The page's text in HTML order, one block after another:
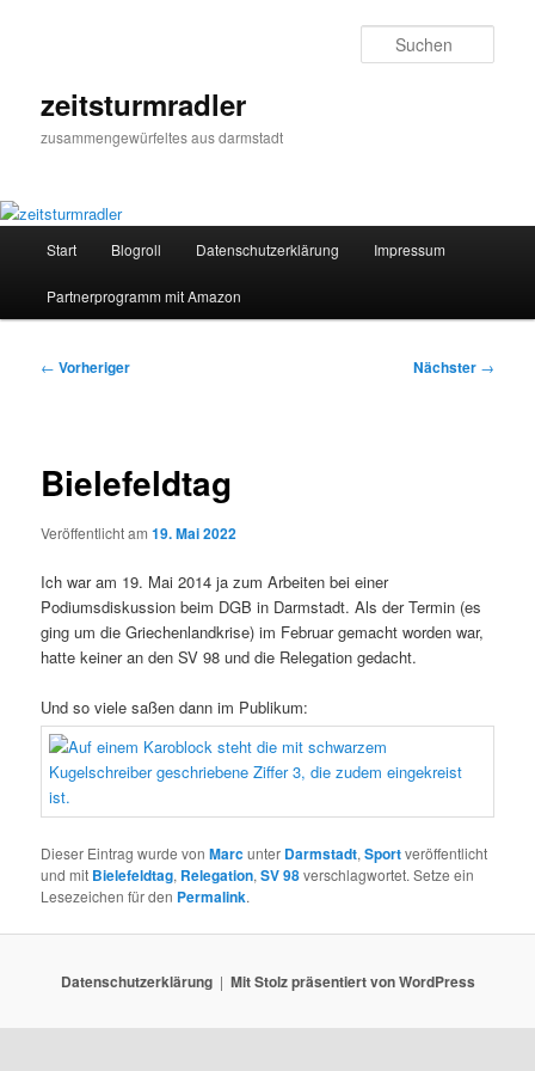
zeitsturmradler
zusammengewürfeltes aus darmstadt
Start Blogroll Datenschutzerklärung Impressum
Partnerprogramm mit Amazon
Beitragsnavigation
← Vorheriger Nächster →
Bielefeldtag
Veröffentlicht am19. Mai 2022
Ich war am 19. Mai 2014 ja zum Arbeiten bei einer
Podiumsdiskussion beim DGB in Darmstadt. Als der Termin (es
ging um die Griechenlandkrise) im Februar gemacht worden war,
hatte keiner an den SV 98 und die Relegation gedacht.
Und so viele saßen dann im Publikum:
Dieser Eintrag wurde vonMarcunter Darmstadt,Sportveröffentlicht
und mit Bielefeldtag, Relegation,SV 98verschlagwortet. Setze ein
Lesezeichen für den Permalink.
Datenschutzerklärung Mit Stolz präsentiert von WordPress